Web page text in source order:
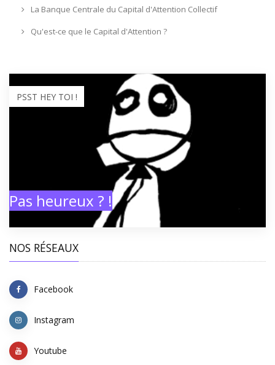
La Banque Centrale du Capital d'Attention Collectif
Qu'est-ce que le Capital d'Attention ?
PSST HEY TOI !
Pas heureux ? !
NOS RÉSEAUX
Facebook
Instagram
Youtube